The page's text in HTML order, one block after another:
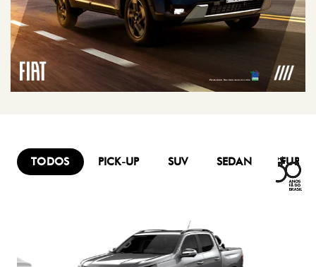
TODOS PICK-UP SUV SEDAN